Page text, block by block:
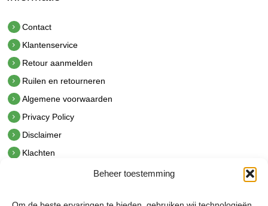
Beheer toestemming
Contact
Klantenservice
Retour aanmelden
Ruilen en retourneren
Algemene voorwaarden
Privacy Policy
Disclaimer
Klachten
hetindustriehuis B.V.